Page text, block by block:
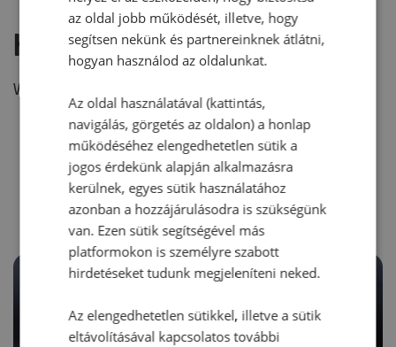
Hozzászólás írása
Vélemény írásához, kérjük,
RECEPTAJÁNLÓ
az oldal jobb működését, illetve, hogy
segítsen nekünk és partnereinknek átlátni,
hogyan használod az oldalunkat.
Az oldal használatával (kattintás,
navigálás, görgetés az oldalon) a honlap
működéséhez elengedhetetlen sütik a
jogos érdekünk alapján alkalmazásra
kerülnek, egyes sütik használatához
azonban a hozzájárulásodra is szükségünk
van. Ezen sütik segítségével más
platformokon is személyre szabott
hirdetéseket tudunk megjeleníteni neked.
Az elengedhetetlen sütikkel, illetve a sütik
eltávolításával kapcsolatos további